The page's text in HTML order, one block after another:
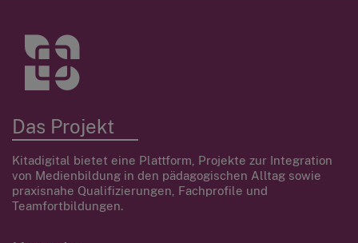
Das Projekt
Kitadigital bietet eine Plattform, Projekte zur Integration
von Medienbildung in den pädagogischen Alltag sowie
praxisnahe Qualifizierungen, Fachprofile und
Teamfortbildungen.